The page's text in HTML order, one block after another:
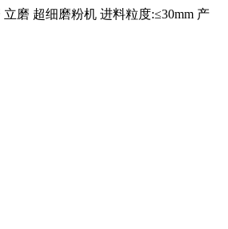
磨 超细磨粉机 进料粒度:≤30mm 产